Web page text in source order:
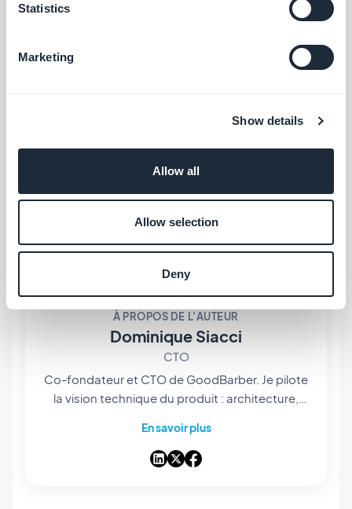
Statistics
Marketing
Show details
Allow all
Allow selection
Deny
quelque chose de beau et à le partager au mond
entier. Soyez créatif, partagez vos idées, et faites
en sorte que votre app ne soit que le début !
#branded app
À PROPOS DE L'AUTEUR
Dominique Siacci
CTO
Co-fondateur et CTO de GoodBarber. Je pilote
la vision technique du produit : architecture,
de l'IA au cœur de la plateforme. Développeur
dans l'âme, je reste proche du code et des
En savoir plus